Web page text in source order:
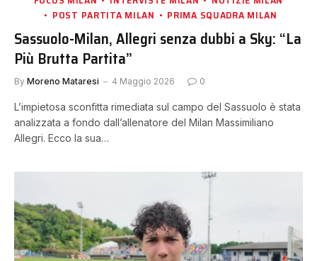
POST PARTITA MILAN
PRIMA SQUADRA MILAN
Sassuolo-Milan, Allegri senza dubbi a Sky: “La
Più Brutta Partita”
By Moreno Mataresi 4 Maggio 2026 0
L’impietosa sconfitta rimediata sul campo del Sassuolo è stata
analizzata a fondo dall’allenatore del Milan Massimiliano
Allegri. Ecco la sua…